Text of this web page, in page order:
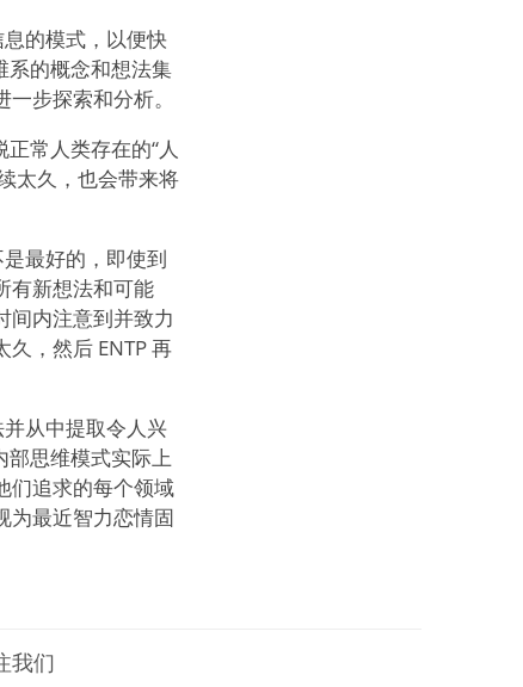
的模式，以便快
系的概念和想法集
步探索和分析。
常人类存在的“人
太久，也会带来将
最好的，即使到
有新想法和可能
间内注意到并致力
，然后 ENTP 再
从中提取令人兴
部思维模式实际上
们追求的每个领域
为最近智力恋情固
我们